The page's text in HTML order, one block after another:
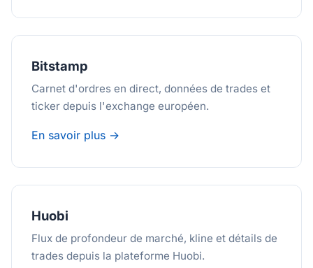
Bitstamp
Carnet d'ordres en direct, données de trades et
ticker depuis l'exchange européen.
En savoir plus →
Huobi
Flux de profondeur de marché, kline et détails de
trades depuis la plateforme Huobi.